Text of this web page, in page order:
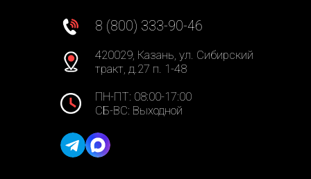
8 (800) 333-90-46
420029, Казань, ул. Сибирский
тракт, д.27 п. 1-48
ПН-ПТ: 08:00-17:00
СБ-ВС: Выходной